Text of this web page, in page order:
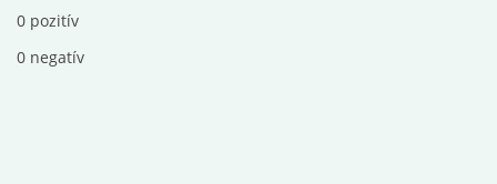
0 pozitív
0 negatív